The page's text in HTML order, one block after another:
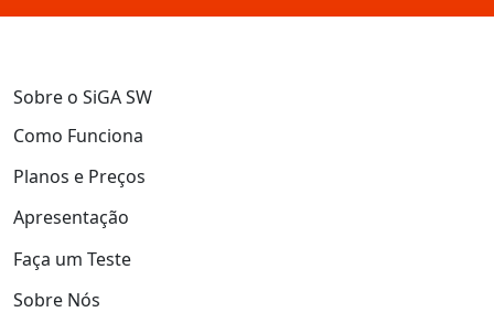
Sobre o SiGA SW
Como Funciona
Planos e Preços
Apresentação
Faça um Teste
Sobre Nós